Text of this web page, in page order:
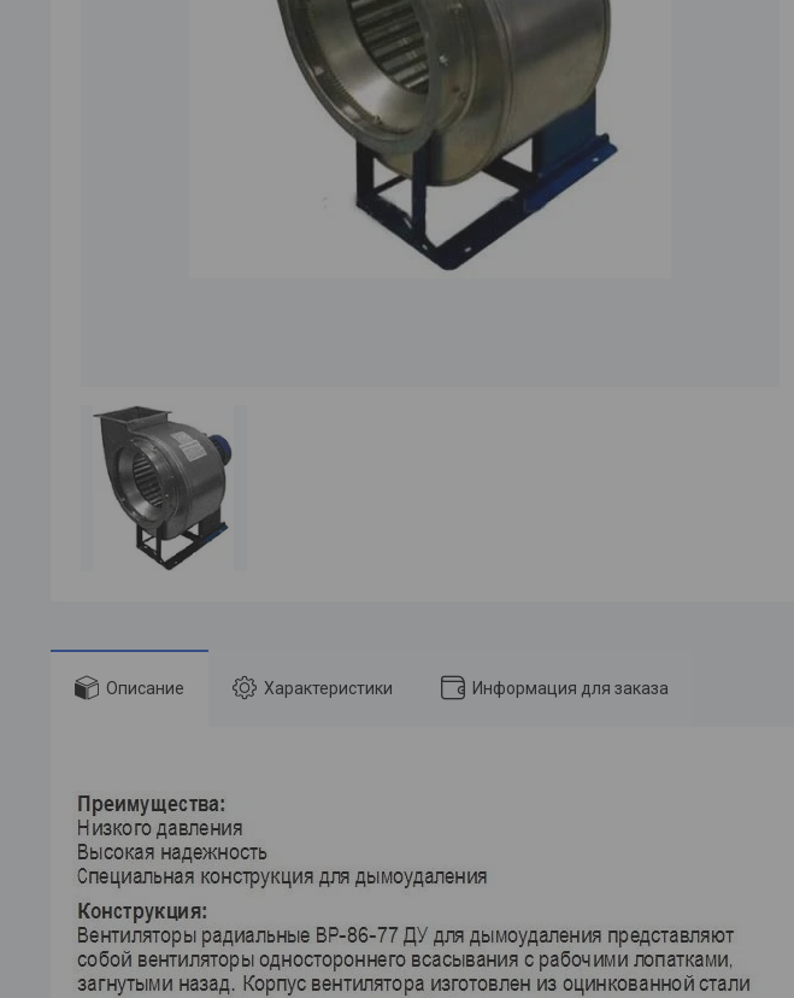
Описание Характеристики Информация для заказа